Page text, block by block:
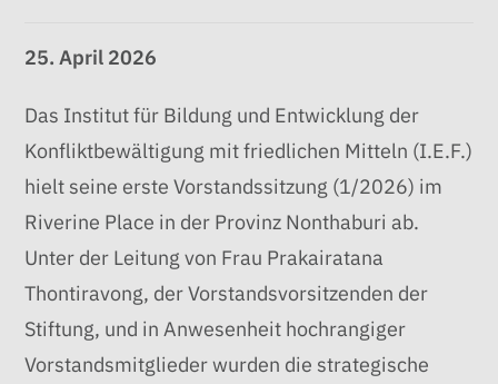
25. April 2026
Das Institut für Bildung und Entwicklung der
Konfliktbewältigung mit friedlichen Mitteln (I.E.F.)
hielt seine erste Vorstandssitzung (1/2026) im
Riverine Place in der Provinz Nonthaburi ab.
Unter der Leitung von Frau Prakairatana
Thontiravong, der Vorstandsvorsitzenden der
Stiftung, und in Anwesenheit hochrangiger
Vorstandsmitglieder wurden die strategische